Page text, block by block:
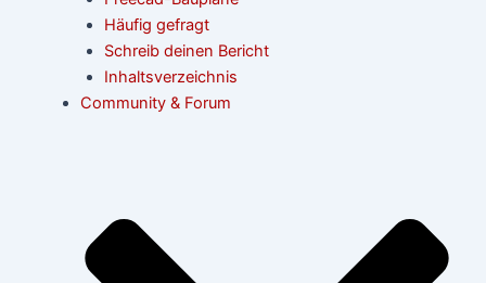
Häufig gefragt
Schreib deinen Bericht
Inhaltsverzeichnis
Community & Forum